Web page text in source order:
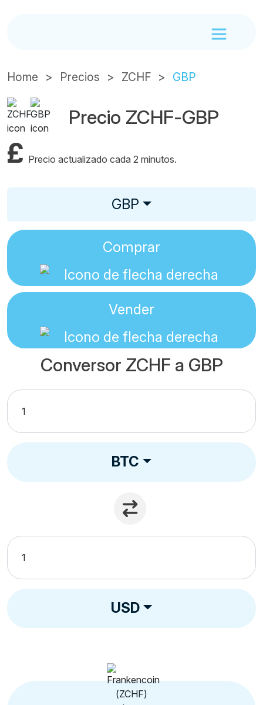
Home Precios ZCHF GBP
Precio ZCHF-GBP
£ Precio actualizado cada 2 minutos.
GBP
Comprar
Vender
Conversor ZCHF a GBP
BTC
USD